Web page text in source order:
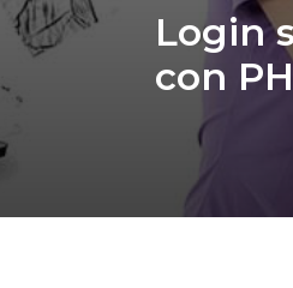
Login
con